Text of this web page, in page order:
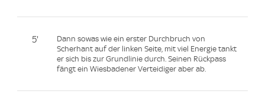
5'
Dann sowas wie ein erster Durchbruch von
Scherhant auf der linken Seite, mit viel Energie tankt
er sich bis zur Grundlinie durch. Seinen Rückpass
fängt ein Wiesbadener Verteidiger aber ab.